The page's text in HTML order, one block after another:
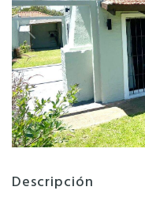
Descripción